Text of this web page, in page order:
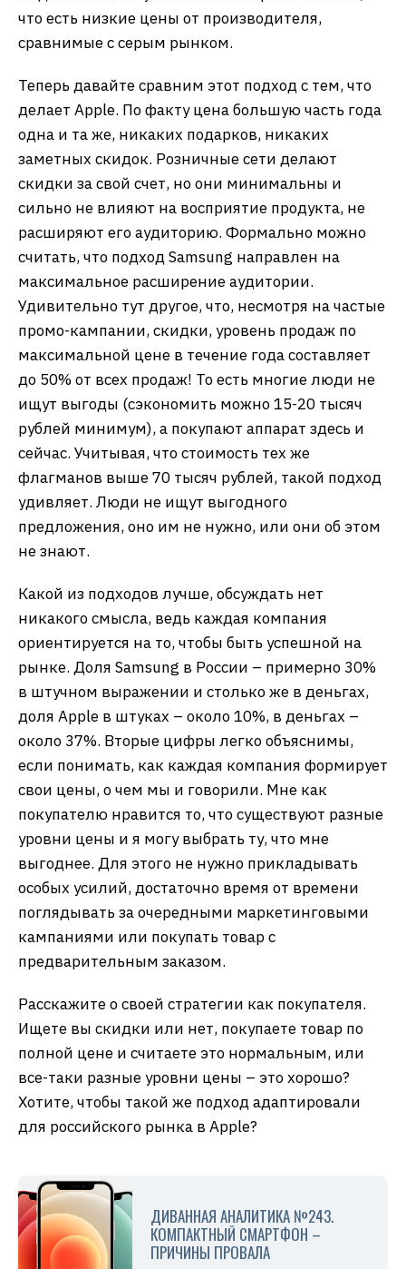
что есть низкие цены от производителя,
сравнимые с серым рынком.
Теперь давайте сравним этот подход с тем, что
делает Apple. По факту цена большую часть года
одна и та же, никаких подарков, никаких
заметных скидок. Розничные сети делают
скидки за свой счет, но они минимальны и
сильно не влияют на восприятие продукта, не
расширяют его аудиторию. Формально можно
считать, что подход Samsung направлен на
максимальное расширение аудитории.
Удивительно тут другое, что, несмотря на частые
промо-кампании, скидки, уровень продаж по
максимальной цене в течение года составляет
до 50% от всех продаж! То есть многие люди не
ищут выгоды (сэкономить можно 15-20 тысяч
рублей минимум), а покупают аппарат здесь и
сейчас. Учитывая, что стоимость тех же
флагманов выше 70 тысяч рублей, такой подход
удивляет. Люди не ищут выгодного
предложения, оно им не нужно, или они об этом
не знают.
Какой из подходов лучше, обсуждать нет
никакого смысла, ведь каждая компания
ориентируется на то, чтобы быть успешной на
рынке. Доля Samsung в России – примерно 30%
в штучном выражении и столько же в деньгах,
доля Apple в штуках – около 10%, в деньгах –
около 37%. Вторые цифры легко объяснимы,
если понимать, как каждая компания формирует
свои цены, о чем мы и говорили. Мне как
покупателю нравится то, что существуют разные
уровни цены и я могу выбрать ту, что мне
выгоднее. Для этого не нужно прикладывать
особых усилий, достаточно время от времени
поглядывать за очередными маркетинговыми
кампаниями или покупать товар с
предварительным заказом.
Расскажите о своей стратегии как покупателя.
Ищете вы скидки или нет, покупаете товар по
полной цене и считаете это нормальным, или
все-таки разные уровни цены – это хорошо?
Хотите, чтобы такой же подход адаптировали
для российского рынка в Apple?
ДИВАННАЯ АНАЛИТИКА №243.
КОМПАКТНЫЙ СМАРТФОН –
ПРИЧИНЫ ПРОВАЛА